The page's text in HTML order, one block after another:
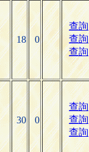
18 0
查詢
查詢
查詢
30 0
查詢
查詢
查詢